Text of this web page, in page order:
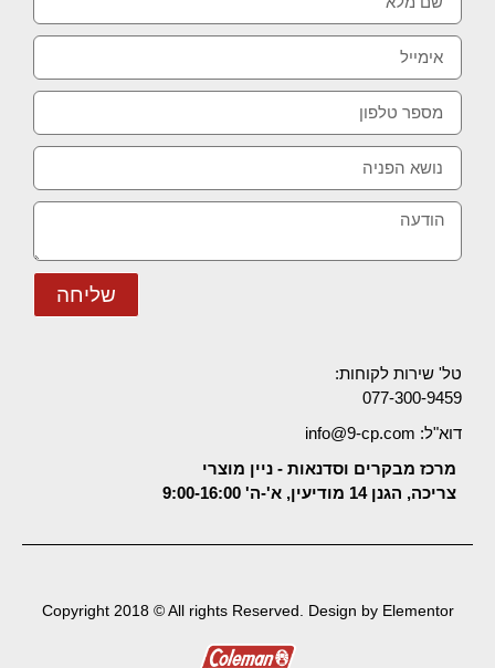
שליחה
טל' שירות לקוחות:
077-300-9459
דוא"ל: info@9-cp.com
מרכז מבקרים וסדנאות - ניין מוצרי
צריכה, הגנן 14 מודיעין, א'-ה' 9:00-16:00
Copyright 2018 © All rights Reserved. Design by Elementor